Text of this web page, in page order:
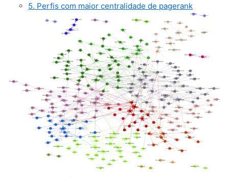
5. Perfis com maior centralidade de pagerank